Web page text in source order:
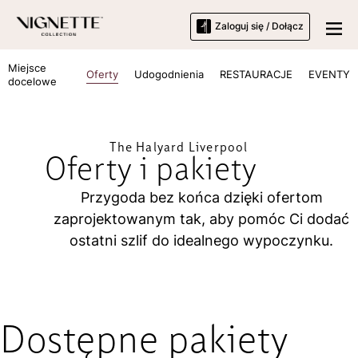
Zaloguj się / Dołącz
Miejsce
docelowe
Oferty Udogodnienia RESTAURACJE EVENTY
The Halyard Liverpool
Oferty i pakiety
Przygoda bez końca dzięki ofertom
zaprojektowanym tak, aby pomóc Ci dodać
ostatni szlif do idealnego wypoczynku.
Dostępne pakiety